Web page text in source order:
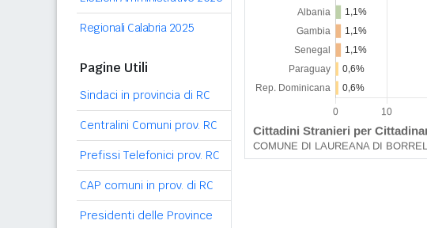
Regionali Calabria 2025
Pagine Utili
Sindaci in provincia di RC
Centralini Comuni prov. RC
Prefissi Telefonici prov. RC
CAP comuni in prov. di RC
Presidenti delle Province